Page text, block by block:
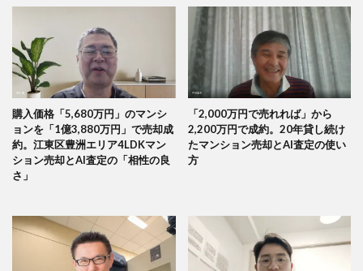
購入価格「5,680万円」のマンシ
ョンを「1億3,880万円」で売却成
約。江東区豊洲エリア4LDKマン
ション売却とAI査定の「相性の良
さ」
「2,000万円で売れれば」から
2,200万円で成約。20年貸し続け
たマンション売却とAI査定の使い
方